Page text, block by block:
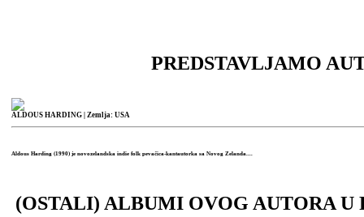
PREDSTAVLJAMO
ALDOUS HARDING | Zemlja: USA
Aldous Harding (1990) je novozelandska indie folk pevačica-kantautorka sa Novog Zelanda....
(OSTALI) ALBUMI OVOG AUTORA U